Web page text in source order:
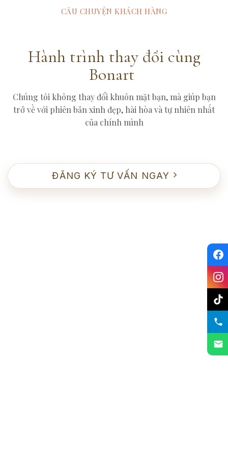
CÂU CHUYỆN KHÁCH HÀNG
Hành trình thay đổi cùng
Bonart
Chúng tôi không thay đổi khuôn mặt bạn, mà giúp bạn
trở về với phiên bản xinh đẹp, hài hòa và tự nhiên nhất
của chính mình
ĐĂNG KÝ TƯ VẤN NGAY